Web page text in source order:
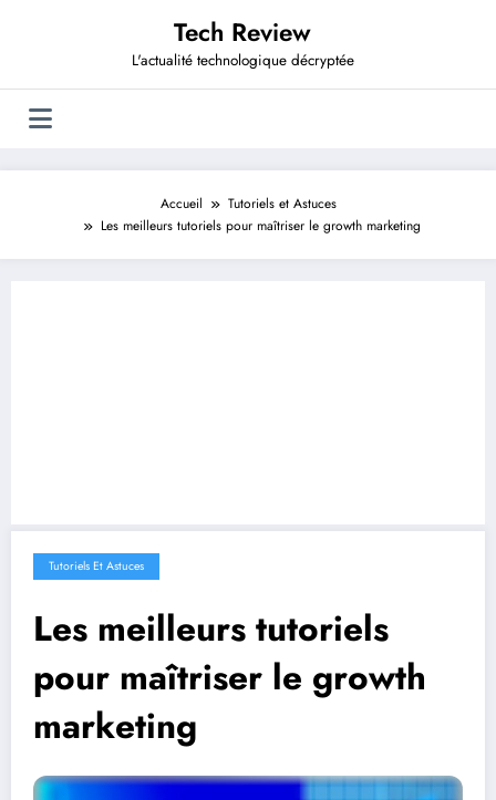
Tech Review
L'actualité technologique décryptée
Accueil
Tutoriels et Astuces
Les meilleurs tutoriels pour maîtriser le growth marketing
Tutoriels Et Astuces
Les meilleurs tutoriels
pour maîtriser le growth
marketing